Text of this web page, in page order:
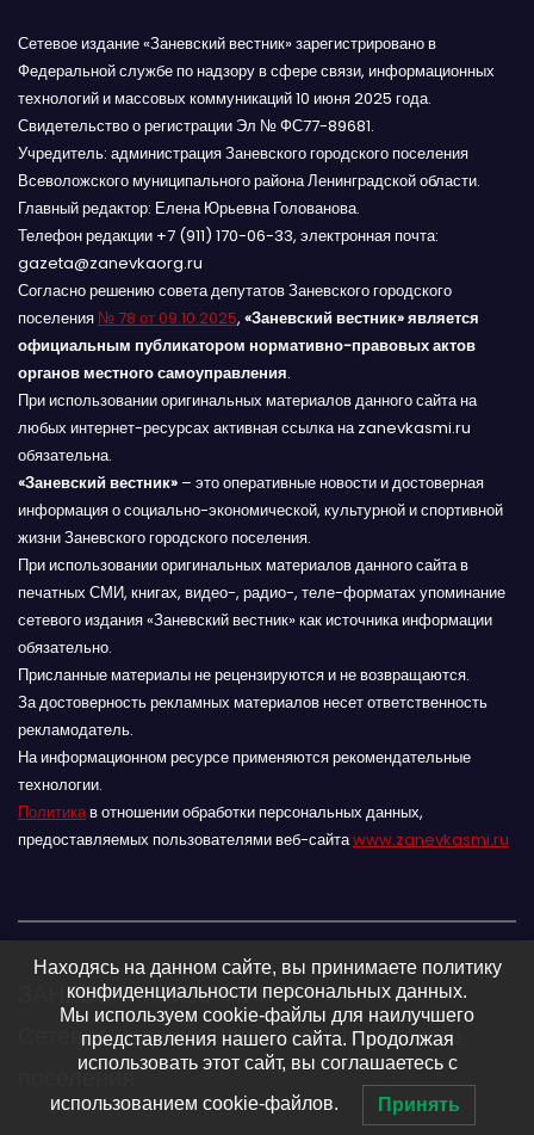
Сетевое издание «Заневский вестник» зарегистрировано в
Федеральной службе по надзору в сфере связи, информационных
технологий и массовых коммуникаций 10 июня 2025 года.
Свидетельство о регистрации Эл № ФС77-89681.
Учредитель: администрация Заневского городского поселения
Всеволожского муниципального района Ленинградской области.
Главный редактор: Елена Юрьевна Голованова.
Телефон редакции +7 (911) 170-06-33, электронная почта:
gazeta@zanevkaorg.ru
Согласно решению совета депутатов Заневского городского
поселения № 78 от 09.10.2025, «Заневский вестник» является
официальным публикатором нормативно-правовых актов
органов местного самоуправления.
При использовании оригинальных материалов данного сайта на
любых интернет-ресурсах активная ссылка на zanevkasmi.ru
обязательна.
«Заневский вестник» – это оперативные новости и достоверная
информация о социально-экономической, культурной и спортивной
жизни Заневского городского поселения.
При использовании оригинальных материалов данного сайта в
печатных СМИ, книгах, видео-, радио-, теле-форматах упоминание
сетевого издания «Заневский вестник» как источника информации
обязательно.
Присланные материалы не рецензируются и не возвращаются.
За достоверность рекламных материалов несет ответственность
рекламодатель.
На информационном ресурсе применяются рекомендательные
технологии.
Политикав отношении обработки персональных данных,
предоставляемых пользователями веб-сайтаwww.zanevkasmi.ru
ЗАНЕВСКИЙ ВЕСТНИК 16+
Сетевое издание Заневского городского
поселения
Находясь на данном сайте, вы принимаете политику
конфиденциальности персональных данных.
Мы используем cookie-файлы для наилучшего
представления нашего сайта. Продолжая
использовать этот сайт, вы соглашаетесь с
использованием cookie-файлов. Принять